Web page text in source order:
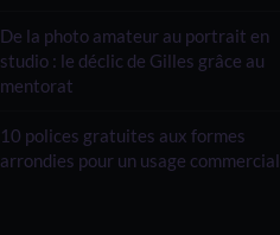
De la photo amateur au portrait en
studio : le déclic de Gilles grâce au
mentorat
10 polices gratuites aux formes
arrondies pour un usage commercial